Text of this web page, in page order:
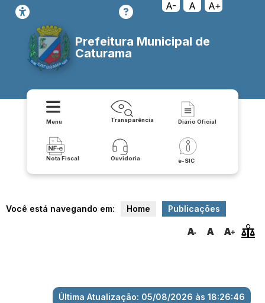
A- A A+
Prefeitura Municipal de
Caturama
Menu Transparência Diário Oficial
Nota Fiscal Ouvidoria e-SIC
Você está navegando em: Home Publicações
Última Atualização: 05/08/2026 às 18:26:46